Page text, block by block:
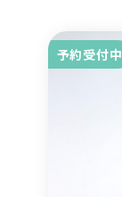
予約受付中